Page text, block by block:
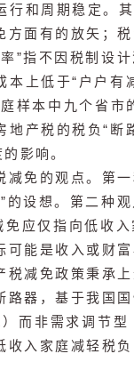
和周期稳定。
面有的放矢；
”指不因税制设
上低于“户户有
样本中九个省市
产税的税负“断
影响。
减免的观点。第
的设想。第二种
免应仅指向低收
能是收入或财
减免政策秉承
器，基于我国
而非需求调节
入家庭减轻税